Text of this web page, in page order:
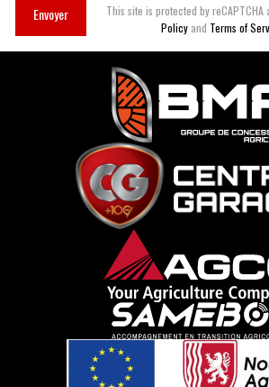
Envoyer This site is protected by
Policy and Terms of